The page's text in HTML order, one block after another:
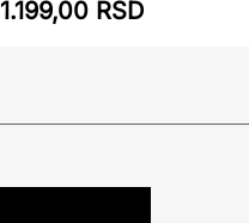
1.199,00 RSD